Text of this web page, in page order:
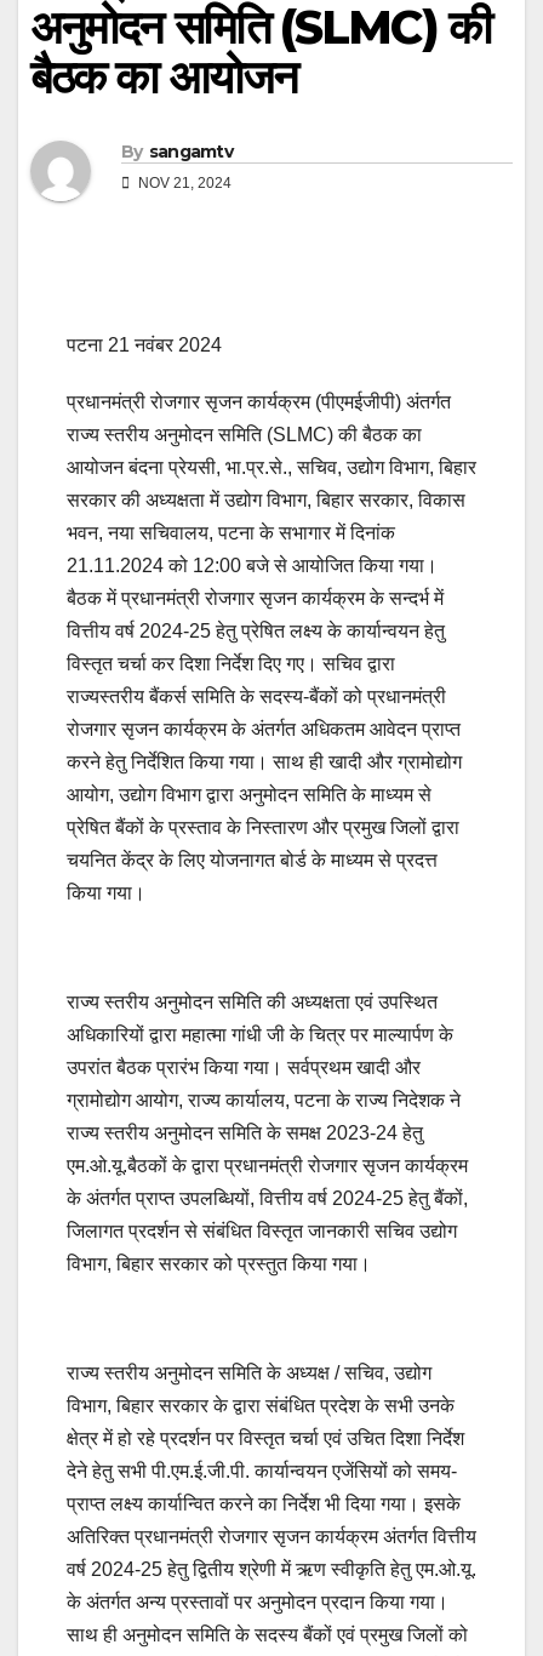
अनुमोदन समिति (SLMC) की
बैठक का आयोजन
By sangamtv
NOV 21, 2024
पटना 21 नवंबर 2024
प्रधानमंत्री रोजगार सृजन कार्यक्रम (पीएमईजीपी) अंतर्गत
राज्य स्तरीय अनुमोदन समिति (SLMC) की बैठक का
आयोजन बंदना प्रेयसी, भा.प्र.से., सचिव, उद्योग विभाग, बिहार
सरकार की अध्यक्षता में उद्योग विभाग, बिहार सरकार, विकास
भवन, नया सचिवालय, पटना के सभागार में दिनांक
21.11.2024 को 12:00 बजे से आयोजित किया गया।
बैठक में प्रधानमंत्री रोजगार सृजन कार्यक्रम के सन्दर्भ में
वित्तीय वर्ष 2024-25 हेतु प्रेषित लक्ष्य के कार्यान्वयन हेतु
विस्तृत चर्चा कर दिशा निर्देश दिए गए। सचिव द्वारा
राज्यस्तरीय बैंकर्स समिति के सदस्य-बैंकों को प्रधानमंत्री
रोजगार सृजन कार्यक्रम के अंतर्गत अधिकतम आवेदन प्राप्त
करने हेतु निर्देशित किया गया। साथ ही खादी और ग्रामोद्योग
आयोग, उद्योग विभाग द्वारा अनुमोदन समिति के माध्यम से
प्रेषित बैंकों के प्रस्ताव के निस्तारण और प्रमुख जिलों द्वारा
चयनित केंद्र के लिए योजनागत बोर्ड के माध्यम से प्रदत्त
किया गया।
राज्य स्तरीय अनुमोदन समिति की अध्यक्षता एवं उपस्थित
अधिकारियों द्वारा महात्मा गांधी जी के चित्र पर माल्यार्पण के
उपरांत बैठक प्रारंभ किया गया। सर्वप्रथम खादी और
ग्रामोद्योग आयोग, राज्य कार्यालय, पटना के राज्य निदेशक ने
राज्य स्तरीय अनुमोदन समिति के समक्ष 2023-24 हेतु
एम.ओ.यू.बैठकों के द्वारा प्रधानमंत्री रोजगार सृजन कार्यक्रम
के अंतर्गत प्राप्त उपलब्धियों, वित्तीय वर्ष 2024-25 हेतु बैंकों,
जिलागत प्रदर्शन से संबंधित विस्तृत जानकारी सचिव उद्योग
विभाग, बिहार सरकार को प्रस्तुत किया गया।
राज्य स्तरीय अनुमोदन समिति के अध्यक्ष / सचिव, उद्योग
विभाग, बिहार सरकार के द्वारा संबंधित प्रदेश के सभी उनके
क्षेत्र में हो रहे प्रदर्शन पर विस्तृत चर्चा एवं उचित दिशा निर्देश
देने हेतु सभी पी.एम.ई.जी.पी. कार्यान्वयन एजेंसियों को समय-
प्राप्त लक्ष्य कार्यान्वित करने का निर्देश भी दिया गया। इसके
अतिरिक्त प्रधानमंत्री रोजगार सृजन कार्यक्रम अंतर्गत वित्तीय
वर्ष 2024-25 हेतु द्वितीय श्रेणी में ऋण स्वीकृति हेतु एम.ओ.यू.
के अंतर्गत अन्य प्रस्तावों पर अनुमोदन प्रदान किया गया।
साथ ही अनुमोदन समिति के सदस्य बैंकों एवं प्रमुख जिलों को